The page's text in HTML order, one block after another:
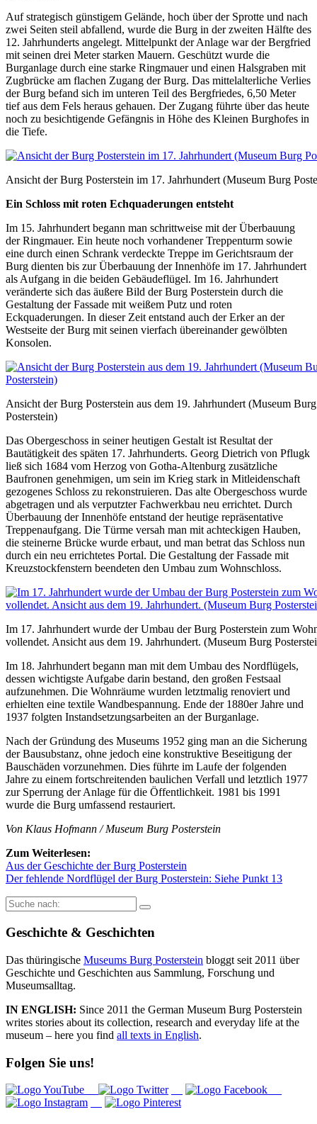
Auf strategisch günstigem Gelände, hoch über der Sprotte und nach
zwei Seiten steil abfallend, wurde die Burg in der zweiten Hälfte des
12. Jahrhunderts angelegt. Mittelpunkt der Anlage war der Bergfried
mit seinen drei Meter starken Mauern. Geschützt wurde die
Burganlage durch eine starke Ringmauer und einen Halsgraben mit
Zugbrücke am flachen Zugang der Burg. Das mittelalterliche Verlies
der Burg befand sich im unteren Teil des Bergfriedes, 6,50 Meter
tief aus dem Fels heraus gehauen. Der Zugang führte über das heute
noch zu besichtigende Gefängnis in Höhe des Kleinen Burghofes in
die Tiefe.
Ansicht der Burg Posterstein im 17. Jahrhundert (Museum Burg
Ein Schloss mit roten Echquaderungen entsteht
Im 15. Jahrhundert begann man schrittweise mit der Überbauung
der Ringmauer. Ein heute noch vorhandener Treppenturm sowie
eine durch einen Schrank verdeckte Treppe im Gerichtsraum der
Burg dienten bis zur Überbauung der Innenhöfe im 17. Jahrhundert
als Aufgang in die beiden Gebäudeflügel. Im 16. Jahrhundert
veränderte sich das äußere Bild der Burg Posterstein durch die
Gestaltung der Fassade mit weißem Putz und roten
Eckquaderungen. In dieser Zeit entstand auch der Erker an der
Westseite der Burg mit seinen vierfach übereinander gewölbten
Konsolen.
Ansicht der Burg Posterstein aus dem 19. Jahrhundert (Museum Burg
Posterstein)
Das Obergeschoss in seiner heutigen Gestalt ist Resultat der
Bautätigkeit des späten 17. Jahrhunderts. Georg Dietrich von Pflugk
ließ sich 1684 vom Herzog von Gotha-Altenburg zusätzliche
Baufronen genehmigen, um sein im Krieg stark in Mitleidenschaft
gezogenes Schloss zu rekonstruieren. Das alte Obergeschoss wurde
abgetragen und als verputzter Fachwerkbau neu errichtet. Durch
Überbauung der Innenhöfe entstand der heutige repräsentative
Treppenaufgang. Die Türme versah man mit achteckigen Hauben,
die steinerne Brücke wurde erbaut, und man betrat das Schloss nun
durch ein neu errichtetes Portal. Die Gestaltung der Fassade mit
Kreuzstockfenstern beendeten den Umbau zum Wohnschloss.
Im 17. Jahrhundert wurde der Umbau der Burg Posterstein zum
vollendet. Ansicht aus dem 19. Jahrhundert. (Museum Burg
Im 18. Jahrhundert begann man mit dem Umbau des Nordflügels,
dessen wichtigste Aufgabe darin bestand, den großen Festsaal
aufzunehmen. Die Wohnräume wurden letztmalig renoviert und
erhielten eine textile Wandbespannung. Ende der 1880er Jahre und
1937 folgten Instandsetzungsarbeiten an der Burganlage.
Nach der Gründung des Museums 1952 ging man an die Sicherung
der Bausubstanz, ohne jedoch eine konstruktive Beseitigung der
Bauschäden vorzunehmen. Dies führte im Laufe der folgenden
Jahre zu einem fortschreitenden baulichen Verfall und letztlich 1977
zur Sperrung der Anlage für die Öffentlichkeit. 1981 bis 1991
wurde die Burg umfassend restauriert.
Von Klaus Hofmann / Museum Burg Posterstein
Zum Weiterlesen:
Aus der Geschichte der Burg Posterstein
Der fehlende Nordflügel der Burg Posterstein: Siehe Punkt 13
Suche
nach:
Geschichte & Geschichten
Das thüringische Museums Burg Posterstein bloggt seit 2011 über
Geschichte und Geschichten aus Sammlung, Forschung und
Museumsalltag.
IN ENGLISH: Since 2011 the German Museum Burg Posterstein
writes stories about its collection, research and everyday life at the
museum – here you find all texts in English.
Folgen Sie uns!